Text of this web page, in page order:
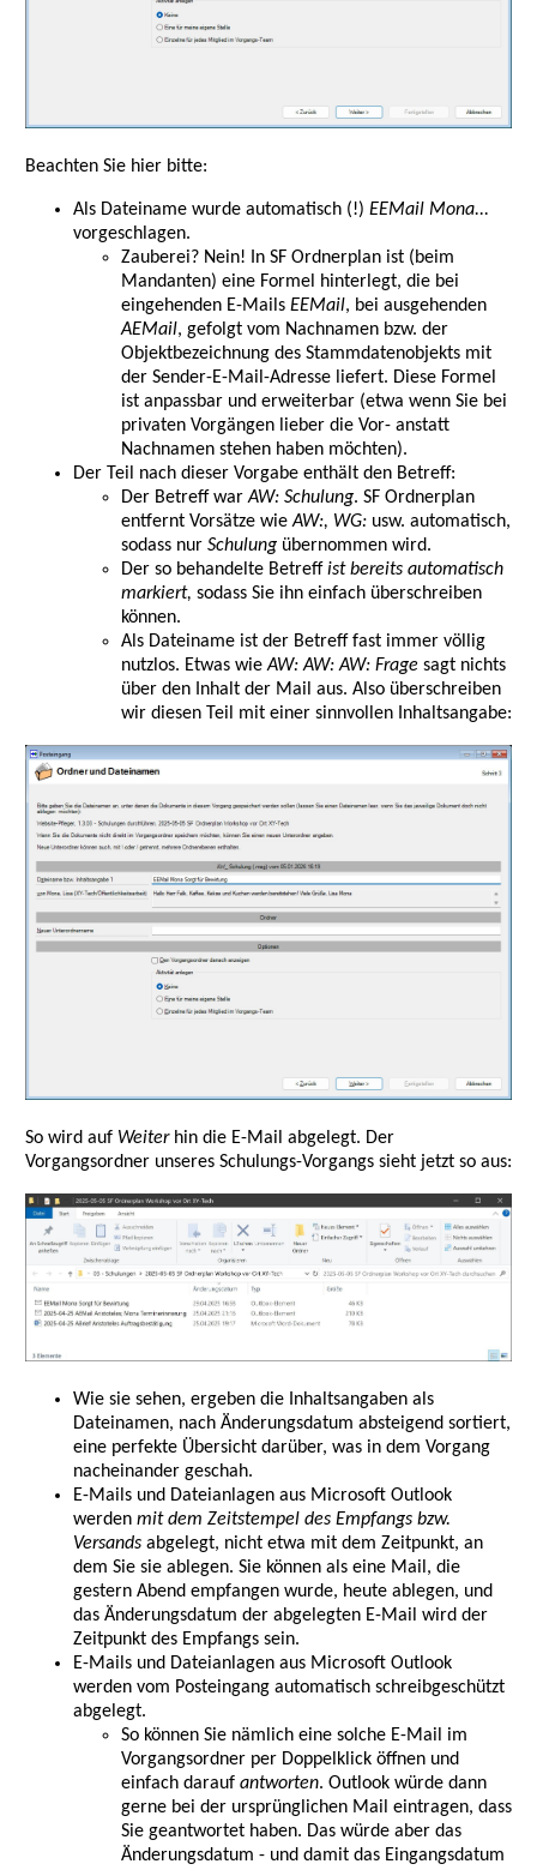
Beachten Sie hier bitte:
Als Dateiname wurde automatisch (!) EEMail Mona...
vorgeschlagen.
Zauberei? Nein! In SF Ordnerplan ist (beim
Mandanten) eine Formel hinterlegt, die bei
eingehenden E-Mails EEMail, bei ausgehenden
AEMail, gefolgt vom Nachnamen bzw. der
Objektbezeichnung des Stammdatenobjekts mit
der Sender-E-Mail-Adresse liefert. Diese Formel
ist anpassbar und erweiterbar (etwa wenn Sie bei
privaten Vorgängen lieber die Vor- anstatt
Nachnamen stehen haben möchten).
Der Teil nach dieser Vorgabe enthält den Betreff:
Der Betreff warAW: Schulung. SF Ordnerplan
entfernt Vorsätze wieAW:, WG:usw. automatisch,
sodass nur Schulungübernommen wird.
Der so behandelte Betreffist bereits automatisch
markiert, sodass Sie ihn einfach überschreiben
können.
Als Dateiname ist der Betreff fast immer völlig
nutzlos. Etwas wieAW: AW: AW: Fragesagt nichts
über den Inhalt der Mail aus. Also überschreiben
wir diesen Teil mit einer sinnvollen Inhaltsangabe:
So wird auf Weiter hin die E-Mail abgelegt. Der
Vorgangsordner unseres Schulungs-Vorgangs sieht jetzt so aus:
Wie sie sehen, ergeben die Inhaltsangaben als
Dateinamen, nach Änderungsdatum absteigend sortiert,
eine perfekte Übersicht darüber, was in dem Vorgang
nacheinander geschah.
E-Mails und Dateianlagen aus Microsoft Outlook
werden mit dem Zeitstempel des Empfangs bzw.
Versandsabgelegt, nicht etwa mit dem Zeitpunkt, an
dem Sie sie ablegen. Sie können als eine Mail, die
gestern Abend empfangen wurde, heute ablegen, und
das Änderungsdatum der abgelegten E-Mail wird der
Zeitpunkt des Empfangs sein.
E-Mails und Dateianlagen aus Microsoft Outlook
werden vom Posteingang automatisch schreibgeschützt
abgelegt.
So können Sie nämlich eine solche E-Mail im
Vorgangsordner per Doppelklick öffnen und
einfach darauf antworten. Outlook würde dann
gerne bei der ursprünglichen Mail eintragen, dass
Sie geantwortet haben. Das würde aber das
Änderungsdatum - und damit das Eingangsdatum